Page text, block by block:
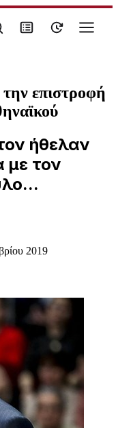
επιστροφή
ήθελαν
με τον
2019